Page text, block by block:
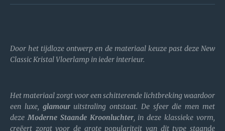
Door het tijdloze ontwerp en de materiaal keuze past deze New
Classic Kristal Vloerlamp in ieder interieur.
Het materiaal zorgt voor een schitterende lichtbreking waardoor
een luxe, glamouruitstraling ontstaat. De sfeer die men met
dezeModerne Staande Kroonluchter, in deze klassieke vorm,
creëert zorgt voor de grote populariteit van dit type staande